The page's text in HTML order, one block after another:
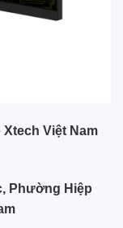
Việt Nam
Phường Hiệp